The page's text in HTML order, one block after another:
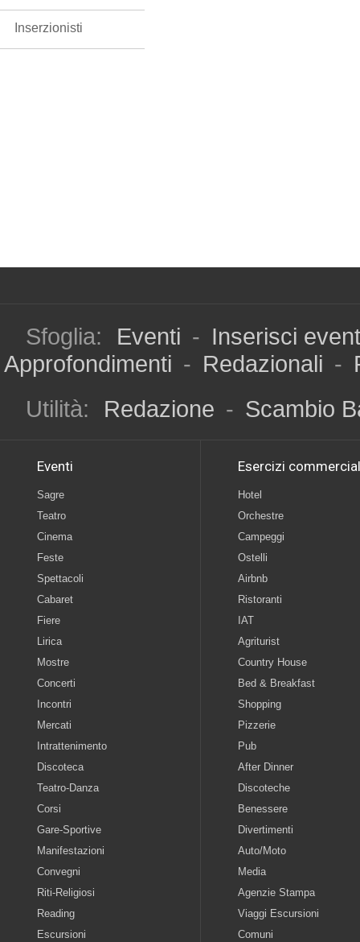
Inserzionisti
Sfoglia: Eventi - Inserisci
Approfondimenti - Redazionali -
Utilità:
Redazione - Scambio
Eventi
Sagre
Teatro
Cinema
Feste
Spettacoli
Cabaret
Fiere
Lirica
Mostre
Concerti
Incontri
Mercati
Intrattenimento
Discoteca
Teatro-Danza
Corsi
Gare-Sportive
Manifestazioni
Convegni
Riti-Religiosi
Reading
Escursioni
Esercizi
Hotel
Orchestre
Campeggi
Ostelli
Airbnb
Ristoranti
IAT
Agriturist
Country House
Bed & Breakfast
Shopping
Pizzerie
Pub
After Dinner
Discoteche
Benessere
Divertimenti
Auto/Moto
Media
Agenzie Stampa
Viaggi Escursioni
Comuni